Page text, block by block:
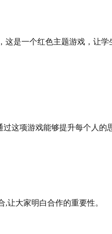
这是一个红色主题游戏，让
这项游戏能够提升每个人的
,让大家明白合作的重要性。